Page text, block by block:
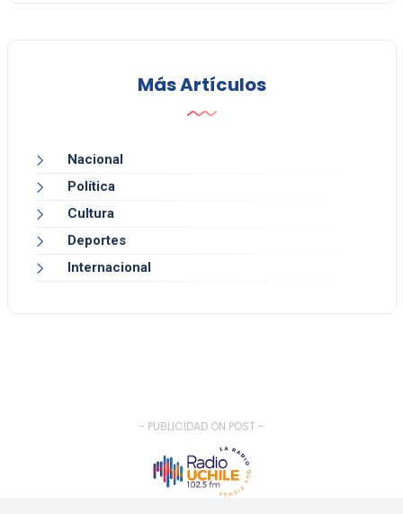
Más Artículos
Nacional
Política
Cultura
Deportes
Internacional
- PUBLICIDAD ON POST -